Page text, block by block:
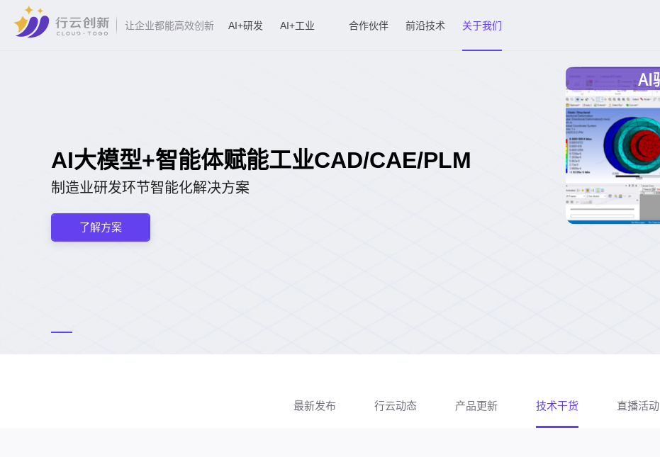
让企业都能高效创新 AI+研发 AI+工业 合作伙伴 前沿技术 关于我们
AI大模型+智能体赋能工业CAD/CAE/PLM
制造业研发环节智能化解决方案
了解方案
最新发布 行云动态 产品更新 技术干货 直播活动